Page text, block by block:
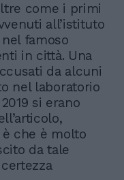
come i primi
all’istituto
famoso
in città. Una
da alcuni
nel laboratorio
si erano
che è molto
da tale